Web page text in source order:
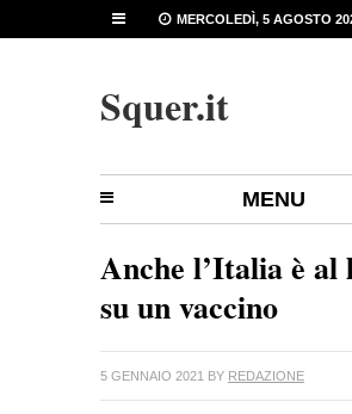
MERCOLEDÌ, 5 AGOSTO
Squer.it
MENU
Anche l’Italia è al
su un vaccino
5 GENNAIO 2021 BY REDAZIONE